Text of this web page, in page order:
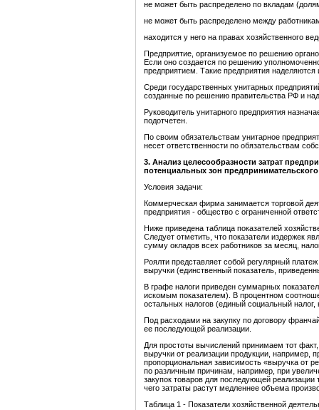
не может быть распределено по вкладам
не может быть распределено между
находится у него на правах хозяйственного
Предприятие, организуемое по решению
Если оно создается по решению
предприятием. Такие предприятия
Среди государственных унитарных
созданные по решению правительства РФ и
Руководитель унитарного предприятия
подотчетен.
По своим обязательствам унитарное
несет ответственности по обязательствам
3. Анализ целесообразности затрат
потенциальных зон
Условия задачи:
Коммерческая фирма занимается торговой
предприятия - общество с ограниченной
Ниже приведена таблица показателей
Следует отметить, что показатели издержек
сумму окладов всех работников за месяц,
Роялти представляет собой регулярный
выручки (единственный показатель,
В графе налоги приведен суммарных
искомым показателем). В процентном
остальных налогов (единый социальный
Под расходами на закупку по договору
ее последующей реализации.
Для простоты вычислений принимаем тот
выручки от реализации продукции, например,
пропорциональная зависимость «выручка от
по различным причинам, например, при
закупок товаров для последующей
чего затраты растут медленнее объема
Таблица 1 - Показатели хозяйственной